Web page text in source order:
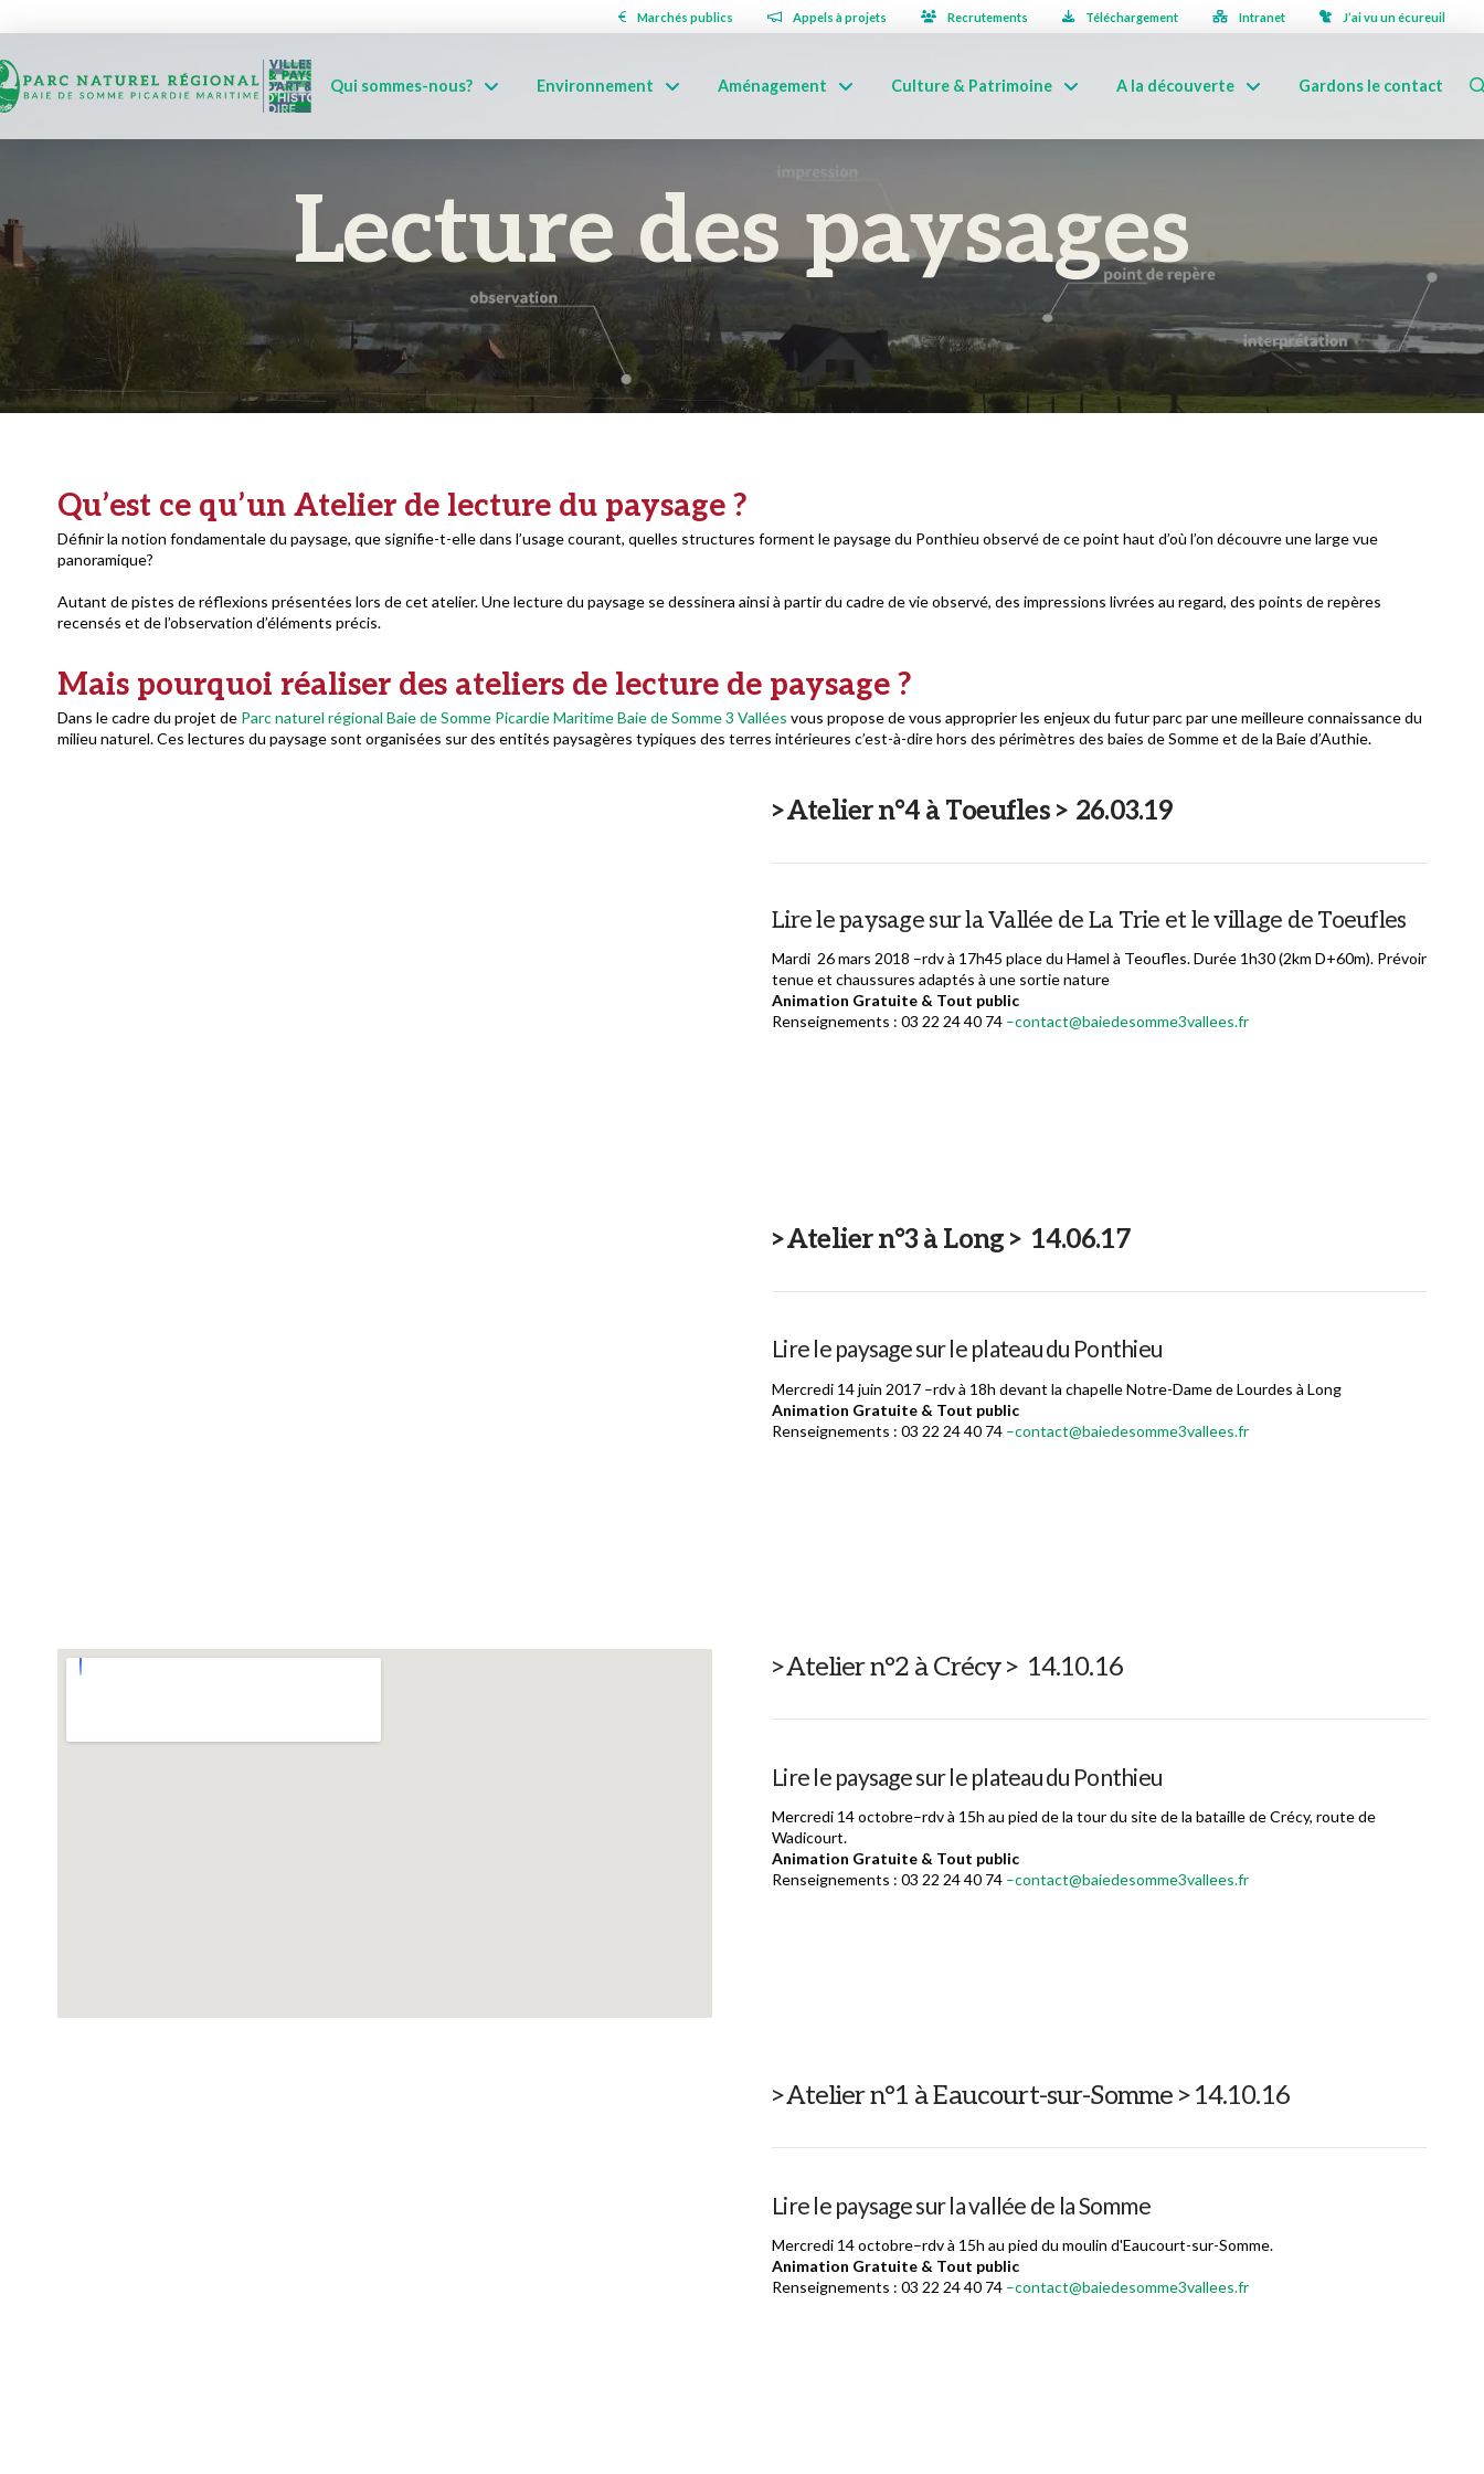
Marchés publics Appels à projets Recrutements Téléchargement Intranet J’ai vu un écureuil
Qui sommes-nous? Environnement Aménagement Culture & Patrimoine A la découverte Gardons le contact
Lecture des paysages
Qu’est ce qu’un Atelier de lecture du paysage ?
Définir la notion fondamentale du paysage, que signifie-t-elle dans l’usage courant, quelles structures forment le paysage du Ponthieu observé de ce point haut d’où l’on découvre une large vue
panoramique?
Autant de pistes de réflexions présentées lors de cet atelier. Une lecture du paysage se dessinera ainsi à partir du cadre de vie observé, des impressions livrées au regard, des points de repères
recensés et de l’observation d’éléments précis.
Mais pourquoi réaliser des ateliers de lecture de paysage ?
Dans le cadre du projet de Parc naturel régional Baie de Somme Picardie Maritime Baie de Somme 3 Vallées vous propose de vous approprier les enjeux du futur parc par une meilleure connaissance du
milieu naturel. Ces lectures du paysage sont organisées sur des entités paysagères typiques des terres intérieures c’est-à-dire hors des périmètres des baies de Somme et de la Baie d’Authie.
>Atelier n°4 à Toeufles > 26.03.19
Lire le paysage sur la Vallée de La Trie et le village de Toeufles
Mardi 26 mars 2018 –rdv à 17h45 place du Hamel à Teoufles. Durée 1h30 (2km D+60m). Prévoir
tenue et chaussures adaptés à une sortie nature
Animation Gratuite & Tout public
Renseignements : 03 22 24 40 74 –contact@baiedesomme3vallees.fr
>Atelier n°3 à Long > 14.06.17
Lire le paysage sur le plateau du Ponthieu
Mercredi 14 juin 2017 –rdv à 18h devant la chapelle Notre-Dame de Lourdes à Long
Animation Gratuite & Tout public
Renseignements : 03 22 24 40 74 –contact@baiedesomme3vallees.fr
>Atelier n°2 à Crécy > 14.10.16
Lire le paysage sur le plateau du Ponthieu
Mercredi 14 octobre–rdv à 15h au pied de la tour du site de la bataille de Crécy, route de
Wadicourt.
Animation Gratuite & Tout public
Renseignements : 03 22 24 40 74 –contact@baiedesomme3vallees.fr
>Atelier n°1 à Eaucourt-sur-Somme >14.10.16
Lire le paysage sur la vallée de la Somme
Mercredi 14 octobre–rdv à 15h au pied du moulin d'Eaucourt-sur-Somme.
Animation Gratuite & Tout public
Renseignements : 03 22 24 40 74 –contact@baiedesomme3vallees.fr